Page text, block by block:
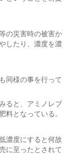
の災害時の被害か
したり、濃度を濃
同様の事を行って
ると、アミノレブ
料となっている。
濃度にすると何故
に至ったとされて